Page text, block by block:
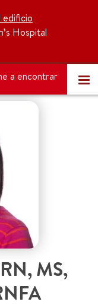
edificio
Hospital
a encontrar
RN, MS,